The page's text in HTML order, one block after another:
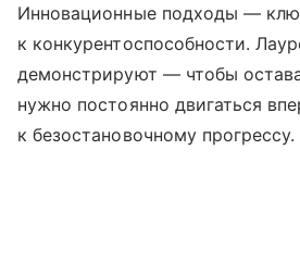
Инновационные подходы —
к конкурентоспособности.
демонстрируют — чтобы
нужно постоянно двигаться
к безостановочному прогрессу.